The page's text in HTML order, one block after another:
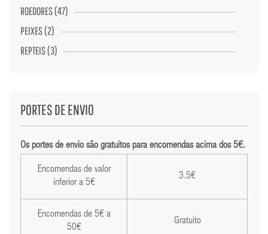
ROEDORES (47)
PEIXES (2)
REPTEIS (3)
PORTES DE ENVIO
Os portes de envio são gratuitos para encomendas acima dos 5€.
Encomendas de valor
inferior a 5€
3.5€
Encomendas de 5€ a
50€
Gratuito